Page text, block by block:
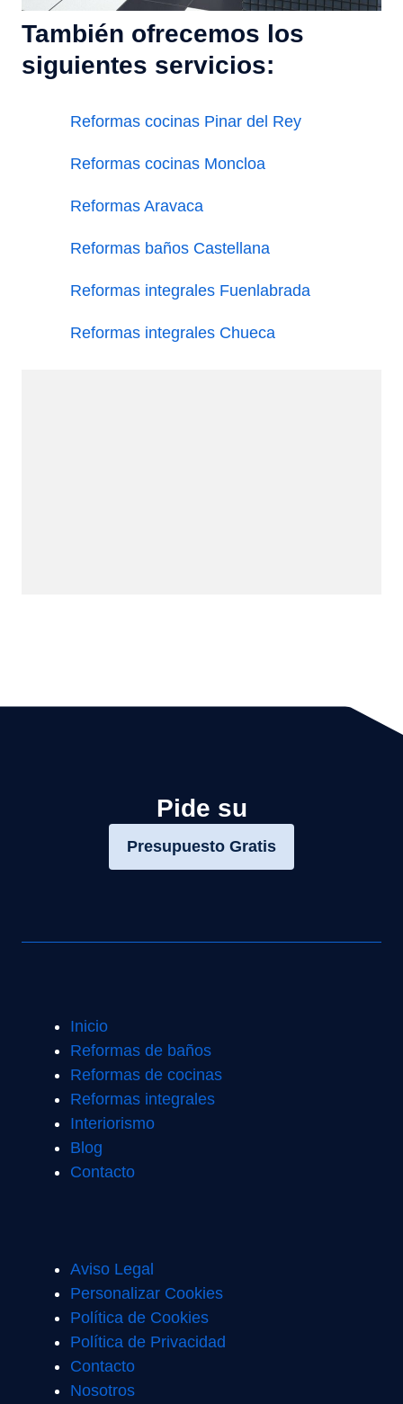
También ofrecemos los
siguientes servicios:
Reformas cocinas Pinar del Rey
Reformas cocinas Moncloa
Reformas Aravaca
Reformas baños Castellana
Reformas integrales Fuenlabrada
Reformas integrales Chueca
Pide su
Presupuesto Gratis
Inicio
Reformas de baños
Reformas de cocinas
Reformas integrales
Interiorismo
Blog
Contacto
Aviso Legal
Personalizar Cookies
Política de Cookies
Política de Privacidad
Contacto
Nosotros